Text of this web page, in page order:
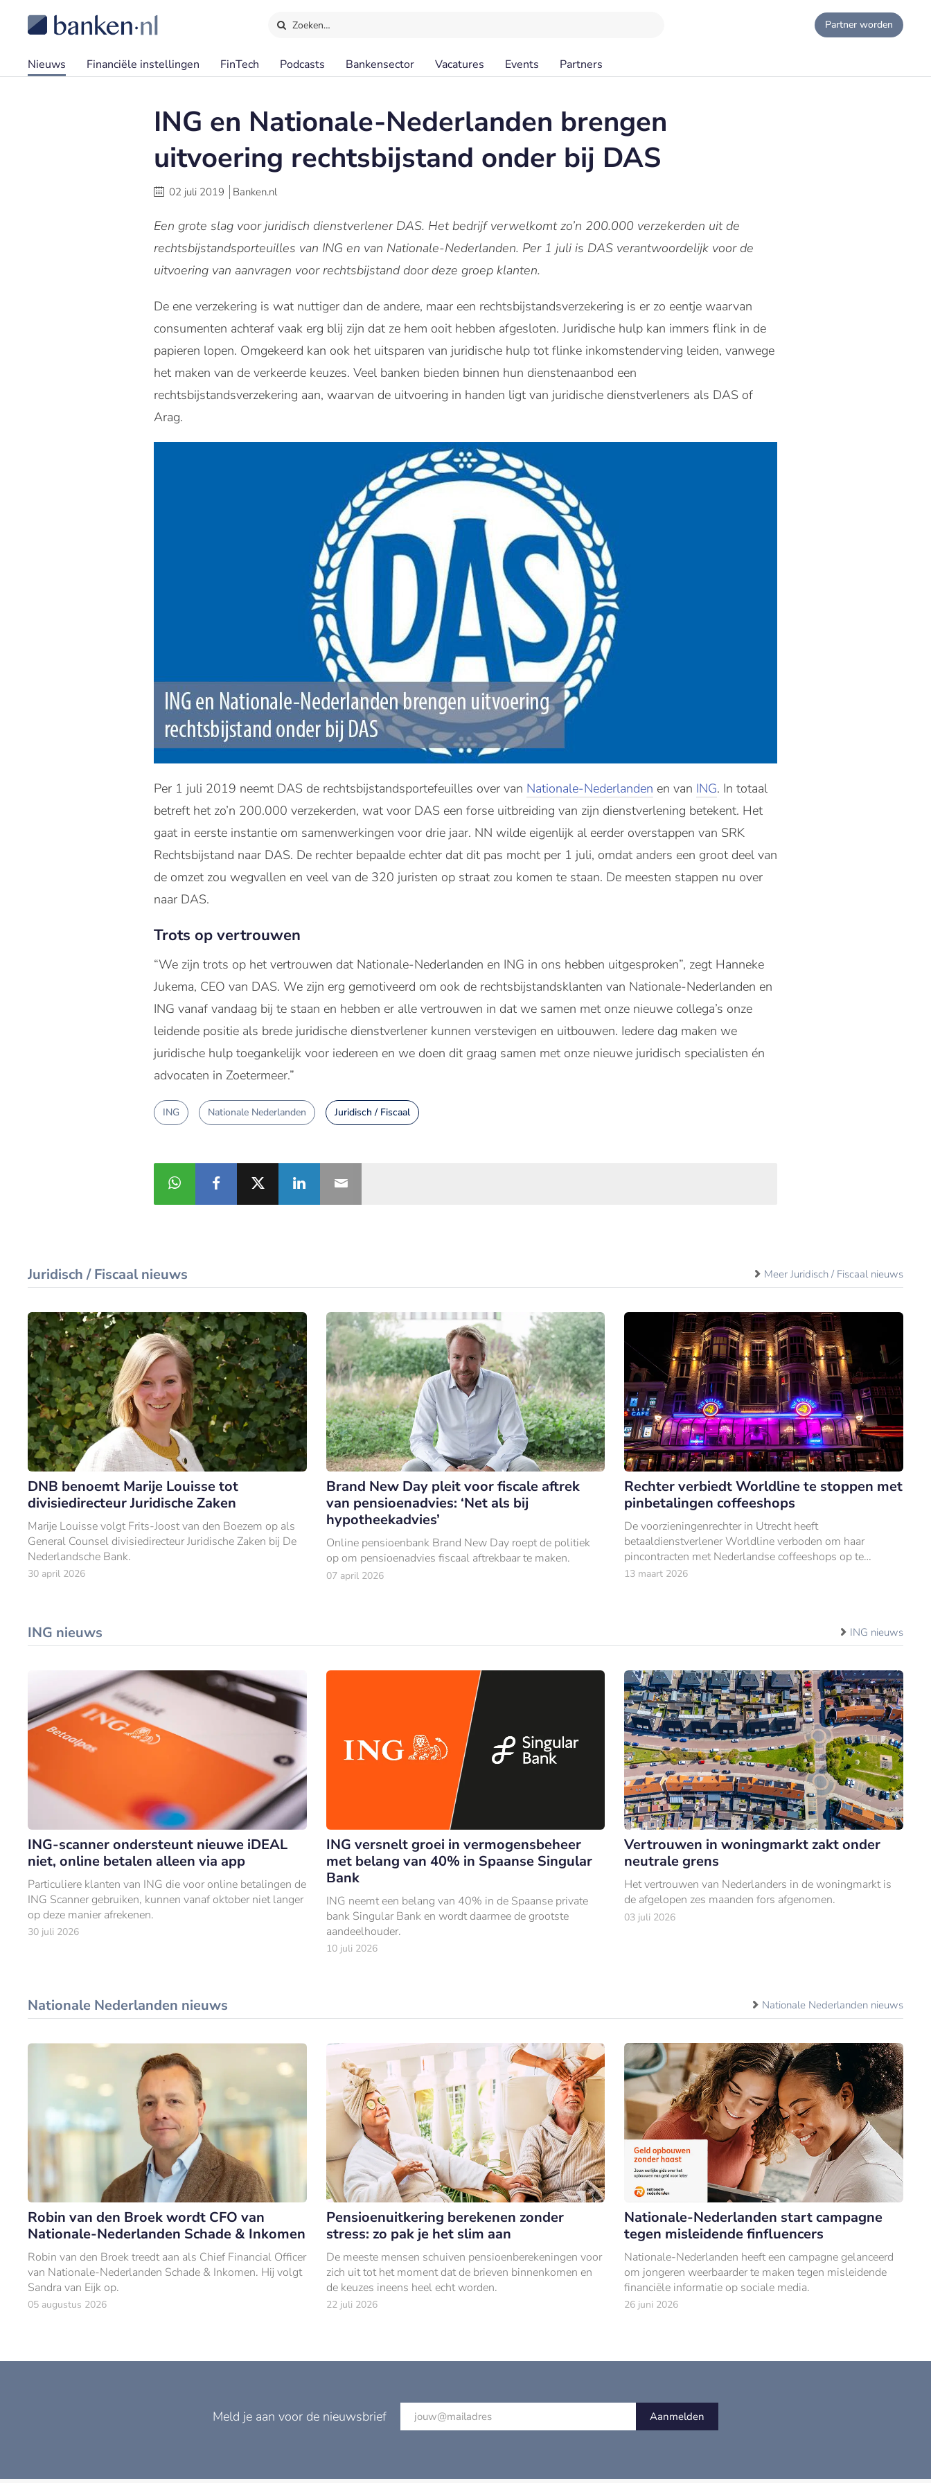
Zoeken… Partner worden
Nieuws Financiële instellingen FinTech Podcasts Bankensector Vacatures Events Partners
ING en Nationale-Nederlanden brengen
uitvoering rechtsbijstand onder bij DAS
02 juli 2019 Banken.nl
Een grote slag voor juridisch dienstverlener DAS. Het bedrijf verwelkomt zo’n 200.000 verzekerden uit de
rechtsbijstandsporteuilles van ING en van Nationale-Nederlanden. Per 1 juli is DAS verantwoordelijk voor de
uitvoering van aanvragen voor rechtsbijstand door deze groep klanten.
De ene verzekering is wat nuttiger dan de andere, maar een rechtsbijstandsverzekering is er zo eentje waarvan
consumenten achteraf vaak erg blij zijn dat ze hem ooit hebben afgesloten. Juridische hulp kan immers flink in de
papieren lopen. Omgekeerd kan ook het uitsparen van juridische hulp tot flinke inkomstenderving leiden, vanwege
het maken van de verkeerde keuzes. Veel banken bieden binnen hun dienstenaanbod een
rechtsbijstandsverzekering aan, waarvan de uitvoering in handen ligt van juridische dienstverleners als DAS of
Arag.
Per 1 juli 2019 neemt DAS de rechtsbijstandsportefeuilles over van Nationale-Nederlanden en van ING. In totaal
betreft het zo’n 200.000 verzekerden, wat voor DAS een forse uitbreiding van zijn dienstverlening betekent. Het
gaat in eerste instantie om samenwerkingen voor drie jaar. NN wilde eigenlijk al eerder overstappen van SRK
Rechtsbijstand naar DAS. De rechter bepaalde echter dat dit pas mocht per 1 juli, omdat anders een groot deel van
de omzet zou wegvallen en veel van de 320 juristen op straat zou komen te staan. De meesten stappen nu over
naar DAS.
Trots op vertrouwen
“We zijn trots op het vertrouwen dat Nationale-Nederlanden en ING in ons hebben uitgesproken”, zegt Hanneke
Jukema, CEO van DAS. We zijn erg gemotiveerd om ook de rechtsbijstandsklanten van Nationale-Nederlanden en
ING vanaf vandaag bij te staan en hebben er alle vertrouwen in dat we samen met onze nieuwe collega’s onze
leidende positie als brede juridische dienstverlener kunnen verstevigen en uitbouwen. Iedere dag maken we
juridische hulp toegankelijk voor iedereen en we doen dit graag samen met onze nieuwe juridisch specialisten én
advocaten in Zoetermeer.”
ING Nationale Nederlanden Juridisch / Fiscaal
Juridisch / Fiscaal nieuws Meer Juridisch / Fiscaal nieuws
DNB benoemt Marije Louisse tot
divisiedirecteur Juridische Zaken
Marije Louisse volgt Frits-Joost van den Boezem op als
General Counsel divisiedirecteur Juridische Zaken bij De
Nederlandsche Bank.
30 april 2026
Brand New Day pleit voor fiscale aftrek
van pensioenadvies: ‘Net als bij
hypotheekadvies’
Online pensioenbank Brand New Day roept de politiek
op om pensioenadvies fiscaal aftrekbaar te maken.
07 april 2026
Rechter verbiedt Worldline te stoppen met
pinbetalingen coffeeshops
De voorzieningenrechter in Utrecht heeft
betaaldienstverlener Worldline verboden om haar
pincontracten met Nederlandse coffeeshops op te
zeggen.
13 maart 2026
ING nieuws ING nieuws
ING-scanner ondersteunt nieuwe iDEAL
niet, online betalen alleen via app
Particuliere klanten van ING die voor online betalingen de
ING Scanner gebruiken, kunnen vanaf oktober niet langer
op deze manier afrekenen.
30 juli 2026
ING versnelt groei in vermogensbeheer
met belang van 40% in Spaanse Singular
Bank
ING neemt een belang van 40% in de Spaanse private
bank Singular Bank en wordt daarmee de grootste
aandeelhouder.
10 juli 2026
Vertrouwen in woningmarkt zakt onder
neutrale grens
Het vertrouwen van Nederlanders in de woningmarkt is
de afgelopen zes maanden fors afgenomen.
03 juli 2026
Nationale Nederlanden nieuws Nationale Nederlanden nieuws
Robin van den Broek wordt CFO van
Nationale-Nederlanden Schade & Inkomen
Robin van den Broek treedt aan als Chief Financial Officer
van Nationale-Nederlanden Schade & Inkomen. Hij volgt
Sandra van Eijk op.
05 augustus 2026
Pensioenuitkering berekenen zonder
stress: zo pak je het slim aan
De meeste mensen schuiven pensioenberekeningen voor
zich uit tot het moment dat de brieven binnenkomen en
de keuzes ineens heel echt worden.
22 juli 2026
Nationale-Nederlanden start campagne
tegen misleidende finfluencers
Nationale-Nederlanden heeft een campagne gelanceerd
om jongeren weerbaarder te maken tegen misleidende
financiële informatie op sociale media.
26 juni 2026
Meld je aan voor de nieuwsbrief Aanmelden